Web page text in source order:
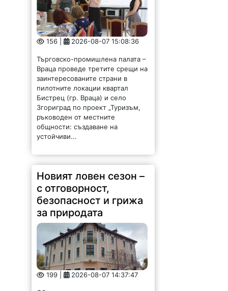
156 | 2026-08-07 15:08:36
Търговско-промишлена палата –
Враца проведе третите срещи на
заинтересованите страни в
пилотните локации квартал
Бистрец (гр. Враца) и село
Згориград по проект „Туризъм,
ръководен от местните
общности: създаване на
устойчиви...
Новият ловен сезон –
с отговорност,
безопасност и грижа
за природата
199 | 2026-08-07 14:37:47